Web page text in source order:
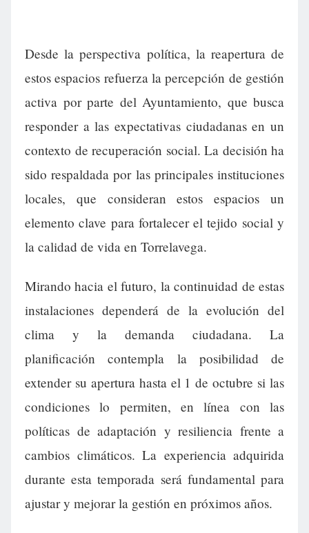
Desde la perspectiva política, la reapertura de
estos espacios refuerza la percepción de gestión
activa por parte del Ayuntamiento, que busca
responder a las expectativas ciudadanas en un
contexto de recuperación social. La decisión ha
sido respaldada por las principales instituciones
locales, que consideran estos espacios un
elemento clave para fortalecer el tejido social y
la calidad de vida en Torrelavega.
Mirando hacia el futuro, la continuidad de estas
instalaciones dependerá de la evolución del
clima y la demanda ciudadana. La
planificación contempla la posibilidad de
extender su apertura hasta el 1 de octubre si las
condiciones lo permiten, en línea con las
políticas de adaptación y resiliencia frente a
cambios climáticos. La experiencia adquirida
durante esta temporada será fundamental para
ajustar y mejorar la gestión en próximos años.